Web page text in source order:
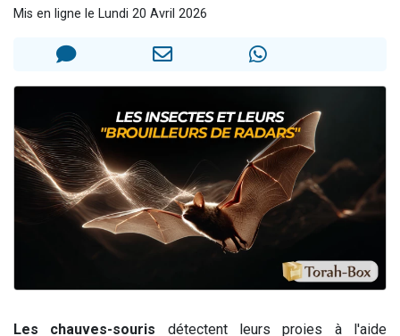
Il reste 49 places pour étudier en groupe sur Zoom
Mis en ligne le Lundi 20 Avril 2026
Les chauves-souris détectent leurs proies à l'aide